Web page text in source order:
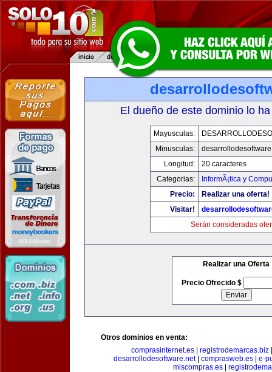
El dueño de este dominio lo
Mayusculas:
Minusculas:
Longitud:
20 caracteres
Categorias:
InformÃ¡tica y
Precio:
Realizar una oferta!
Visitar!
Serán consideradas
Realizar una Oferta
Precio Ofrecido $
Otros dominios en venta:
comprasinternet.es
registrodemarcas.biz
desarrollodesoftware.net| comprasweb.es| e-
miscompras.es